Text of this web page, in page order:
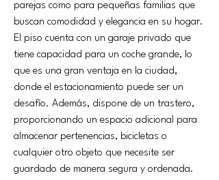
parejas como para pequeñas familias que
buscan comodidad y elegancia en su hogar.
El piso cuenta con un garaje privado que
tiene capacidad para un coche grande, lo
que es una gran ventaja en la ciudad,
donde el estacionamiento puede ser un
desafío. Además, dispone de un trastero,
proporcionando un espacio adicional para
almacenar pertenencias, bicicletas o
cualquier otro objeto que necesite ser
guardado de manera segura y ordenada.